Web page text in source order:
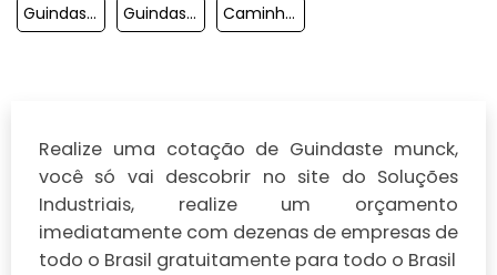
Guindaste Hidráulico Veicular Mks Force 2000 Marksell Guindaste Bantam Caminhão Guindaste Usado
Realize uma cotação de Guindaste munck,
você só vai descobrir no site do Soluções
Industriais, realize um orçamento
imediatamente com dezenas de empresas de
todo o Brasil gratuitamente para todo o Brasil